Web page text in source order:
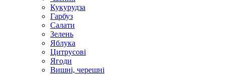
Кукурудза
Гарбуз
Салати
Зелень
Яблука
Цитрусові
Ягоди
Вишні, черешні